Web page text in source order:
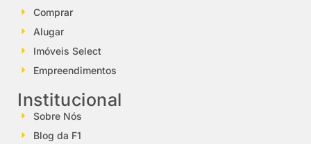
Comprar
Alugar
Imóveis Select
Empreendimentos
Institucional
Sobre Nós
Blog da F1